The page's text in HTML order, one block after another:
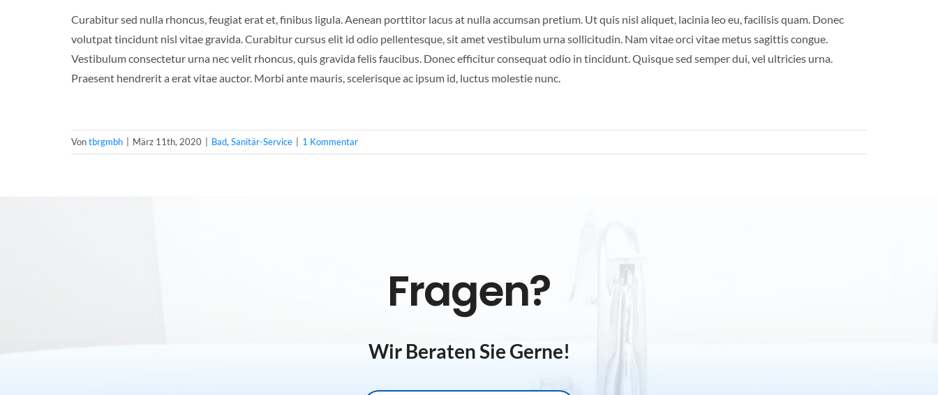
Curabitur sed nulla rhoncus, feugiat erat et, finibus ligula. Aenean porttitor lacus at nulla accumsan pretium. Ut quis nisl aliquet, lacinia leo eu, facilisis quam. Donec
volutpat tincidunt nisl vitae gravida. Curabitur cursus elit id odio pellentesque, sit amet vestibulum urna sollicitudin. Nam vitae orci vitae metus sagittis congue.
Vestibulum consectetur urna nec velit rhoncus, quis gravida felis faucibus. Donec efficitur consequat odio in tincidunt. Quisque sed semper dui, vel ultricies urna.
Praesent hendrerit a erat vitae auctor. Morbi ante mauris, scelerisque ac ipsum id, luctus molestie nunc.
Vontbrgmbh März 11th, 2020 Bad, Sanitär-Service 1 Kommentar
Fragen?
Wir Beraten Sie Gerne!